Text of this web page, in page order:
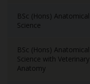
BSc (Hons) Anatomical
Science
BSc (Hons) Anatomical
Science with Veterinary
Anatomy